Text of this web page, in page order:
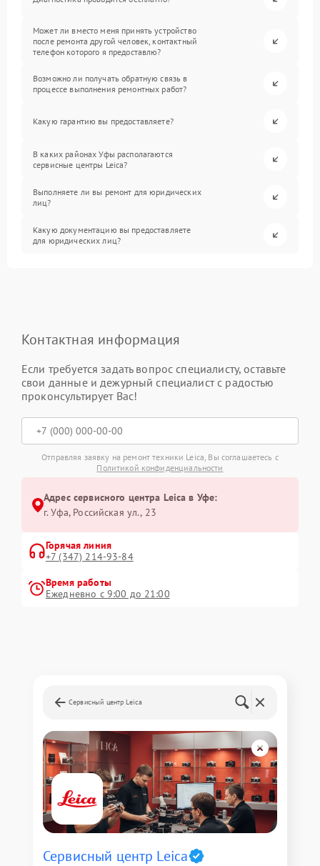
Может ли вместо меня принять устройство
после ремонта другой человек, контактный
телефон которого я предоставлю?
Возможно ли получать обратную связь в
процессе выполнения ремонтных работ?
Какую гарантию вы предоставляете?
В каких районах Уфы располагаются
сервисные центры Leica?
Выполняете ли вы ремонт для юридических
лиц?
Какую документацию вы предоставляете
для юридических лиц?
Контактная информация
Если требуется задать вопрос специалисту, оставьте
свои данные и дежурный специалист с радостью
проконсультирует Вас!
Отправляя заявку на ремонт техники Leica, Вы соглашаетесь с
Политикой конфиденциальности
Адрес сервисного центра Leica в Уфе:
г. Уфа, Российская ул., 23
Горячая линия
+7 (347) 214-93-84
Время работы
Ежедневно с 9:00 до 21:00
Сервисный центр Leica
Сервисный центр Leica